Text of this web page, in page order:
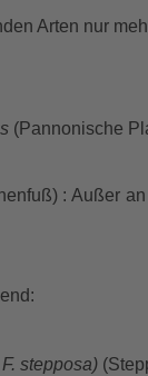
Arten nur
(Pannonische
: Außer
stepposa)